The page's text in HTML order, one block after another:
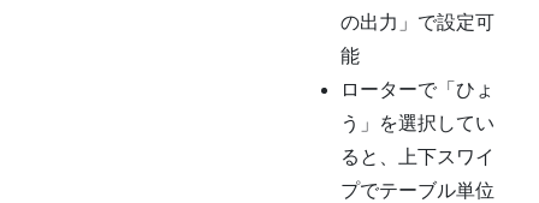
の出力」で設定可
能
ローターで「ひょ
う」を選択してい
ると、上下スワイ
プでテーブル単位